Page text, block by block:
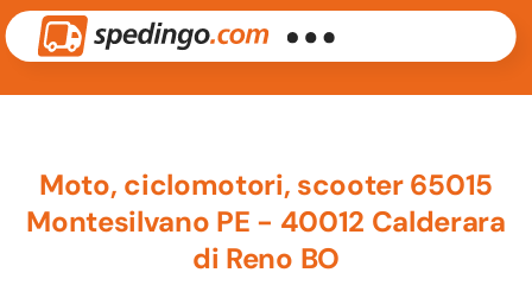
Moto, ciclomotori, scooter 65015
Montesilvano PE - 40012 Calderara
di Reno BO